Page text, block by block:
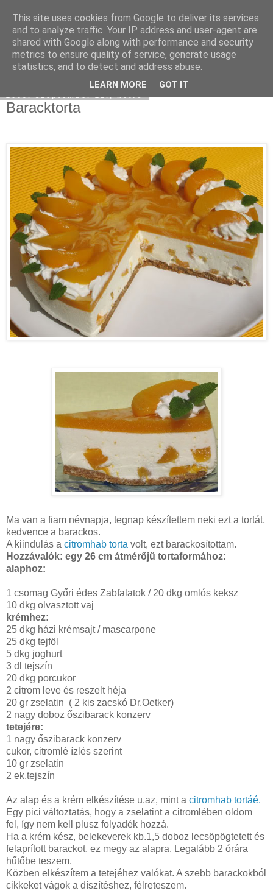
Moha Konyha
Baracktorta
Ma van a fiam névnapja, tegnap készítettem neki ezt a tortát,
kedvence a barackos.
A kiindulás a citromhab torta volt, ezt barackosítottam.
Hozzávalók: egy 26 cm átmérőjű tortaformához:
alaphoz:
1 csomag Győri édes Zabfalatok / 20 dkg omlós keksz
10 dkg olvasztott vaj
krémhez:
25 dkg házi krémsajt / mascarpone
25 dkg tejföl
5 dkg joghurt
3 dl tejszín
20 dkg porcukor
2 citrom leve és reszelt héja
20 gr zselatin ( 2 kis zacskó Dr.Oetker)
2 nagy doboz őszibarack konzerv
tetejére:
1 nagy őszibarack konzerv
cukor, citromlé ízlés szerint
10 gr zselatin
2 ek.tejszín
Az alap és a krém elkészítése u.az, mint a citromhab tortáé.
Egy pici változtatás, hogy a zselatint a citromlében oldom
fel, így nem kell plusz folyadék hozzá.
Ha a krém kész, belekeverek kb.1,5 doboz lecsöpögtetett és
felaprított barackot, ez megy az alapra. Legalább 2 órára
hűtőbe teszem.
Közben elkészítem a tetejéhez valókat. A szebb barackokból
cikkeket vágok a díszítéshez, félreteszem.
This site uses cookies from Google to deliver its services
and to analyze traffic. Your IP address and user-agent are
shared with Google along with performance and security
metrics to ensure quality of service, generate usage
statistics, and to detect and address abuse.
LEARN MORE GOT IT